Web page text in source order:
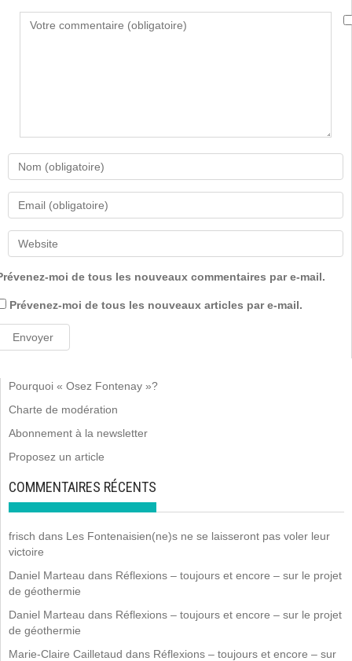
moi de tous les nouveaux commentaires par e-mail.
Prévenez-moi de tous les nouveaux articles par e-mail.
Pourquoi « Osez Fontenay »?
Charte de modération
Abonnement à la newsletter
Proposez un article
COMMENTAIRES RÉCENTS
frisch dans Les Fontenaisien(ne)s ne se laisseront pas voler leur
victoire
Daniel Marteau dans Réflexions – toujours et encore – sur le projet
de géothermie
Daniel Marteau dans Réflexions – toujours et encore – sur le projet
de géothermie
Marie-Claire Cailletaud dans Réflexions – toujours et encore – sur